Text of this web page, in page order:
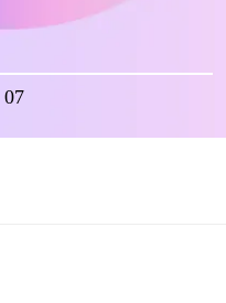
07